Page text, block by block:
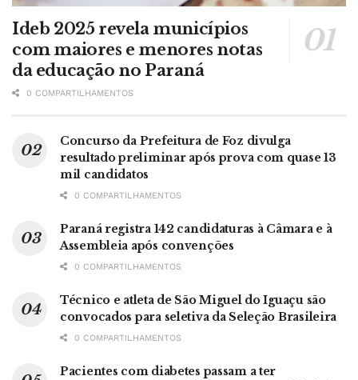
Ideb 2025 revela municípios
com maiores e menores notas
da educação no Paraná
0 COMPARTILHAMENTOS
Concurso da Prefeitura de Foz divulga
resultado preliminar após prova com quase 13
mil candidatos
0 COMPARTILHAMENTOS
Paraná registra 142 candidaturas à Câmara e à
Assembleia após convenções
0 COMPARTILHAMENTOS
Técnico e atleta de São Miguel do Iguaçu são
convocados para seletiva da Seleção Brasileira
0 COMPARTILHAMENTOS
Pacientes com diabetes passam a ter